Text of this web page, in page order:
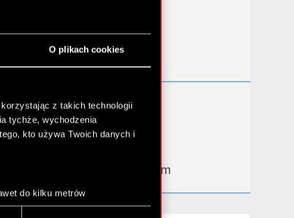
O plikach cookies
z takich technologii
tychże, wychodzenia
kto używa Twoich danych i
do kilku metrów
danych (fingerprinting,
Przydatne linki
Kontakt IR
Dowiedz się więcej:
thewitcher.com
gear.cdprojektred.com